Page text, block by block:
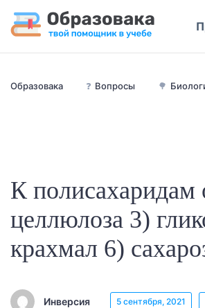
Образовака ❓ Вопросы 🌳
К полисахаридам
целлюлоза 3)
крахмал 6)
Инверсия 5 сентября, 2021